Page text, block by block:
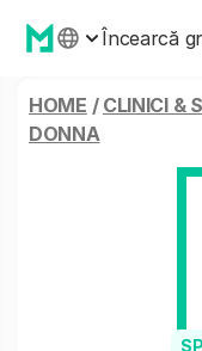
Încearcă
HOME / CLINICI &
DONNA